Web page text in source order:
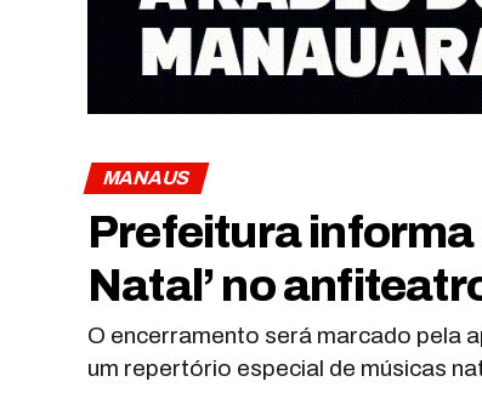
MANAUS
Prefeitura informa
Natal’ no
O encerramento será marcado pela
um repertório especial de músicas